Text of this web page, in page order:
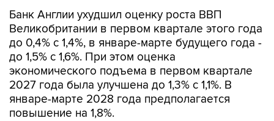
Банк Англии ухудшил оценку роста ВВП
Великобритании в первом квартале этого года
до 0,4% с 1,4%, в январе-марте будущего года -
до 1,5% с 1,6%. При этом оценка
экономического подъема в первом квартале
2027 года была улучшена до 1,3% с 1,1%. В
январе-марте 2028 года предполагается
повышение на 1,8%.